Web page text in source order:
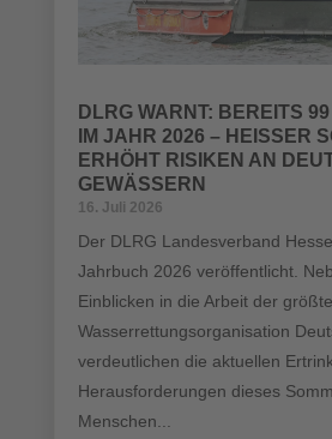
DLRG WARNT: BEREITS
IM JAHR 2026 – HEISSER
RHÖHT RISIKEN AN
EWÄSSERN
16. Juli 2026
Der DLRG Landesverband
Jahrbuch 2026 veröffentlicht.
Einblicken in die Arbeit der
Wasserrettungsorganisation
verdeutlichen die aktuellen
Herausforderungen dieses
Menschen...